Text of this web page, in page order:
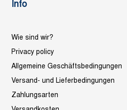
Info
Wie sind wir?
Privacy policy
Allgemeine Geschäftsbedingungen
Versand- und Lieferbedingungen
Zahlungsarten